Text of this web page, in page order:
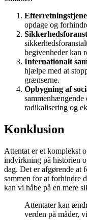
opdage og
begivenheder kan
Internationalt
hjælpe med at
grænserne.
Opbygning af
radikalisering og
Konklusion
Attentat er et komplekst
indvirkning på historien
dag. Det er afgørende at
sammen for at forhindre
kan vi håbe på en mere
Attentater kan
verden på måder,